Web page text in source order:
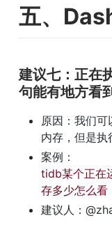
五、
建议七：正在
句能有地方看
原因：我们
内存，但是执
案例：
tidb某个正在
存多少怎么看
建议人：